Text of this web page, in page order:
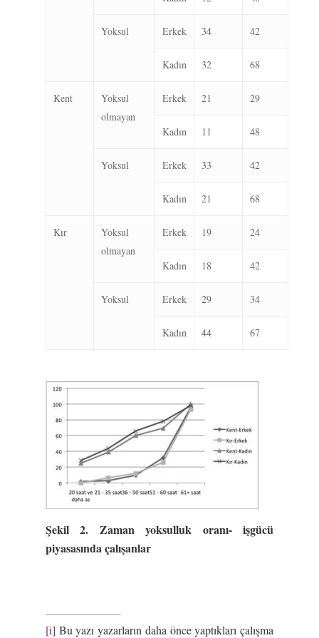
Yoksul Erkek 34 42
Kadın 32 68
Kent
Yoksul
olmayan
Erkek 21 29
Kadın 11 48
Yoksul Erkek 33 42
Kadın 21 68
Kır
Yoksul
olmayan
Erkek 19 24
Kadın 18 42
Yoksul Erkek 29 34
Kadın 44 67
Şekil 2. Zaman yoksulluk oranı- işgücü
piyasasında çalışanlar
[i] Bu yazı yazarların daha önce yaptıkları çalışma